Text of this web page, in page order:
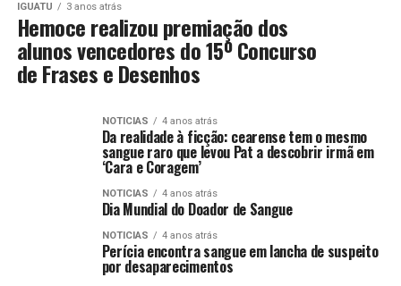
IGUATU 3 anos atrás
Hemoce realizou premiação dos
alunos vencedores do 15º Concurso
de Frases e Desenhos
NOTICIAS 4 anos atrás
Da realidade à ficção: cearense tem o mesmo
sangue raro que levou Pat a descobrir irmã em
‘Cara e Coragem’
NOTICIAS 4 anos atrás
Dia Mundial do Doador de Sangue
NOTICIAS 4 anos atrás
Perícia encontra sangue em lancha de suspeito
por desaparecimentos